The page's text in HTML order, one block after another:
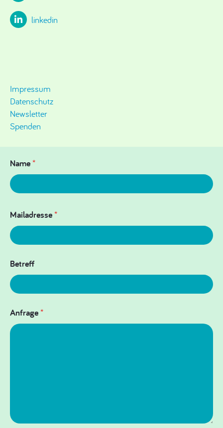
linkedin
Impressum
Datenschutz
Newsletter
Spenden
Name*
Mailadresse*
Betreff
Anfrage*